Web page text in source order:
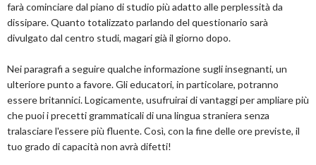
farà cominciare dal piano di studio più adatto alle perplessità da
dissipare. Quanto totalizzato parlando del questionario sarà
divulgato dal centro studi, magari già il giorno dopo.
Nei paragrafi a seguire qualche informazione sugli insegnanti, un
ulteriore punto a favore. Gli educatori, in particolare, potranno
essere britannici. Logicamente, usufruirai di vantaggi per ampliare più
che puoi i precetti grammaticali di una lingua straniera senza
tralasciare l'essere più fluente. Così, con la fine delle ore previste, il
tuo grado di capacità non avrà difetti!